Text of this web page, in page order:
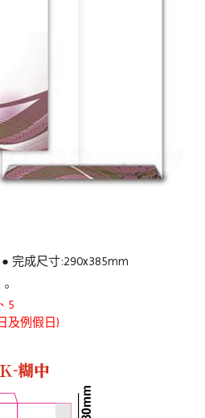
完成尺寸:290x385mm
5
及例假日)